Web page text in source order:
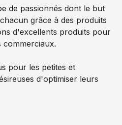
de passionnés dont le but
grâce à des produits
d'excellents produits pour
commerciaux.
pour les petites et
d'optimiser leurs